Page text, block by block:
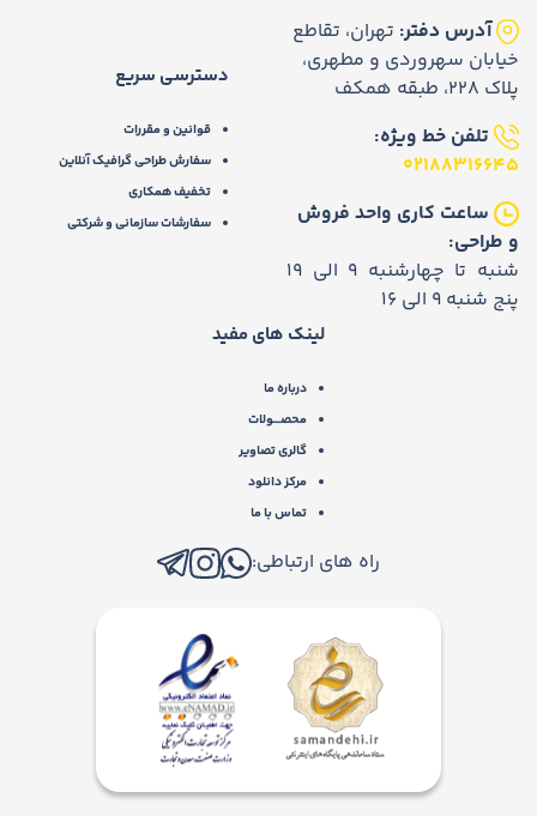
آدرس دفتر: تهران، تقاطع
خیابان سهروردی و مطهری،
پلاک 228، طبقه همکف
تلفن خط ویژه:
02188316645
ساعت کاری واحد فروش
و طراحی:
شنبه تا چهارشنبه 9 الی 19
پنج شنبه 9 الی 16
دسترسی سریع
قوانین و مقررات
سفارش طراحی گرافیک آنلاین
تخفیف همکاری
سفارشات سازمانی و شرکتی
لینک های مفید
درباره ما
محصـــولات
گالری تصاویر
مرکز دانلود
تماس با ما
راه های ارتباطی: